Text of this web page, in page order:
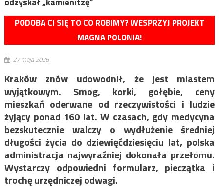
PODOBA CI SIĘ TO CO ROBIMY? WESPRZYJ PROJEKT
MAGNA POLONIA!
27 maja 2026
Kraków znów udowodnił, że jest miastem
wyjątkowym. Smog, korki, gołębie, ceny
mieszkań oderwane od rzeczywistości i ludzie
żyjący ponad 160 lat. W czasach, gdy medycyna
bezskutecznie walczy o wydłużenie średniej
długości życia do dziewięćdziesięciu lat, polska
administracja najwyraźniej dokonała przełomu.
Wystarczy odpowiedni formularz, pieczątka i
trochę urzędniczej odwagi.